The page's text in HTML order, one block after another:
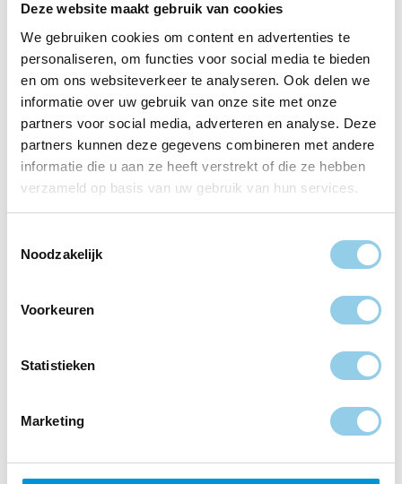
Deze website maakt gebruik van cookies
We gebruiken cookies om content en advertenties te
personaliseren, om functies voor social media te bieden
en om ons websiteverkeer te analyseren. Ook delen we
informatie over uw gebruik van onze site met onze
partners voor social media, adverteren en analyse. Deze
partners kunnen deze gegevens combineren met andere
informatie die u aan ze heeft verstrekt of die ze hebben
verzameld op basis van uw gebruik van hun services.
Noodzakelijk
Voorkeuren
Statistieken
Marketing
dinner
eiwitrijk energiebalans
lunch
tussendoortje